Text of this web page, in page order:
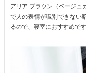
アリア ブラウン（ベージュ
で人の表情が識別できない
るので、寝室におすすめです